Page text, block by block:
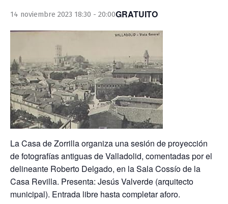
14 noviembre 2023 18:30 - 20:00GRATUITO
La Casa de Zorrilla organiza una sesión de proyección
de fotografías antiguas de Valladolid, comentadas por el
delineante Roberto Delgado, en la Sala Cossío de la
Casa Revilla. Presenta: Jesús Valverde (arquitecto
municipal). Entrada libre hasta completar aforo.